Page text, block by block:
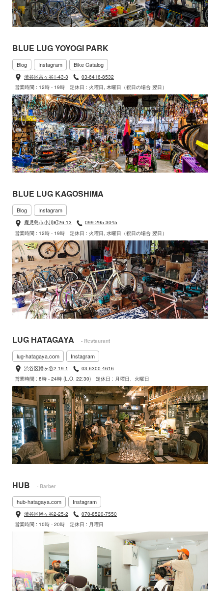
BLUE LUG YOYOGI PARK
Blog Instagram Bike Catalog
渋谷区富ヶ谷1-43-3
03-6416-8532
営業時間 : 12時 - 19時
定休日 : 火曜日, 木曜日（祝日の場合 翌日）
BLUE LUG KAGOSHIMA
Blog Instagram
鹿児島市小川町26-13
099-295-3045
営業時間 : 12時 - 19時
定休日 : 火曜日, 水曜日（祝日の場合 翌日）
LUG HATAGAYA - Restaurant
lug-hatagaya.com Instagram
渋谷区幡ヶ谷2-19-1
03-6300-4616
営業時間 : 8時 - 24時 (L.O. 22:30)
定休日 : 月曜日、火曜日
HUB - Barber
hub-hatagaya.com Instagram
渋谷区幡ヶ谷2-25-2
070-8520-7550
営業時間 : 10時 - 20時
定休日 : 月曜日